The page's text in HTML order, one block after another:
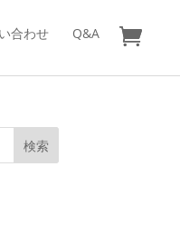
合わせ Q&A
検索